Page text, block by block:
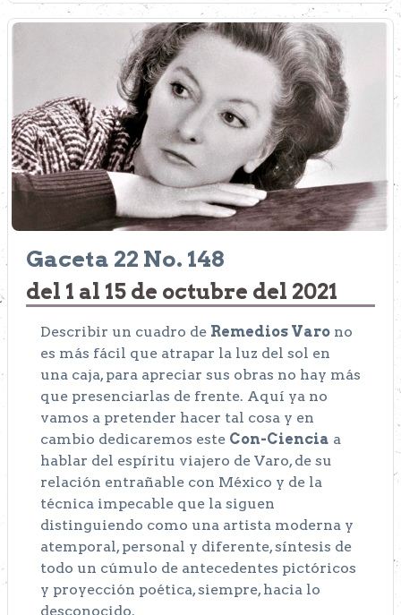
Gaceta 22 No. 148
del 1 al 15 de octubre del 2021
Describir un cuadro de Remedios Varo no
es más fácil que atrapar la luz del sol en
una caja, para apreciar sus obras no hay más
que presenciarlas de frente. Aquí ya no
vamos a pretender hacer tal cosa y en
cambio dedicaremos este Con-Ciencia a
hablar del espíritu viajero de Varo, de su
relación entrañable con México y de la
técnica impecable que la siguen
distinguiendo como una artista moderna y
atemporal, personal y diferente, síntesis de
todo un cúmulo de antecedentes pictóricos
y proyección poética, siempre, hacia lo
desconocido.